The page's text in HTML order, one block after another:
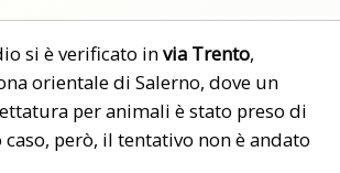
si è verificato invia Trento,
orientale di Salerno, dove un
per animali è stato preso di
però, il tentativo non è andato